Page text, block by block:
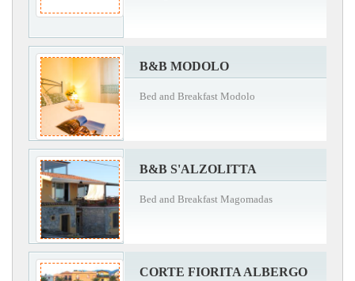
B&B MODOLO
Bed and Breakfast Modolo
B&B S'ALZOLITTA
Bed and Breakfast Magomadas
CORTE FIORITA ALBERGO